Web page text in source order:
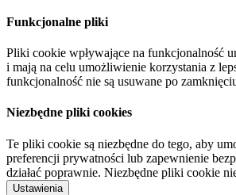
Funkcjonalne pliki
Pliki cookie wpływające na funkcjonalność
i mają na celu umożliwienie korzystania z
funkcjonalność nie są usuwane po
Niezbędne pliki cookies
Te pliki cookie są niezbędne do tego, aby
preferencji prywatności lub zapewnienie
działać poprawnie. Niezbędne pliki cookie
Ustawienia